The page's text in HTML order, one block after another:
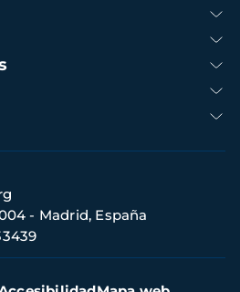
- Madrid, España